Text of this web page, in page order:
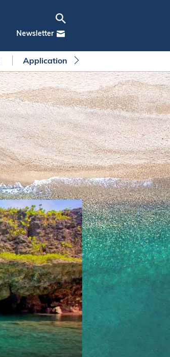
Newsletter
Application Bloc Marine